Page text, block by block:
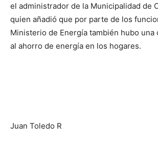
el administrador de la Municipalidad de
quien añadió que por parte de los
Ministerio de Energía también hubo una
al ahorro de energía en los hogares.
Juan Toledo R